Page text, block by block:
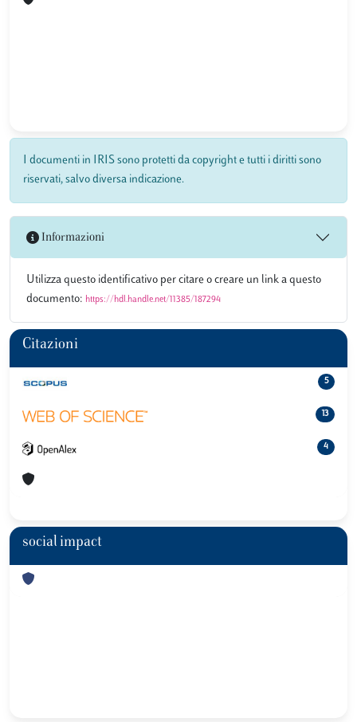
I documenti in IRIS sono protetti da copyright e tutti i diritti sono
riservati, salvo diversa indicazione.
Informazioni
Utilizza questo identificativo per citare o creare un link a questo
documento: https://hdl.handle.net/11385/187294
Citazioni
5
13
4
social impact